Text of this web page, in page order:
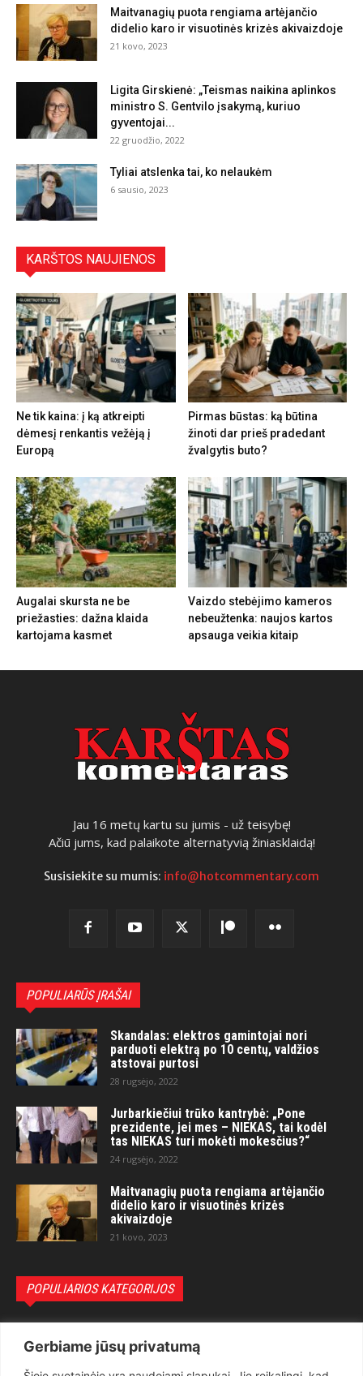
Gerbiame jūsų privatumą
Maitvanagių puota rengiama artėjančio
didelio karo ir visuotinės krizės akivaizdoje
21 kovo, 2023
Ligita Girskienė: „Teismas naikina aplinkos
ministro S. Gentvilo įsakymą, kuriuo
gyventojai...
22 gruodžio, 2022
Tyliai atslenka tai, ko nelaukėm
6 sausio, 2023
KARŠTOS NAUJIENOS
Ne tik kaina: į ką atkreipti
dėmesį renkantis vežėją į
Europą
Pirmas būstas: ką būtina
žinoti dar prieš pradedant
žvalgytis buto?
Augalai skursta ne be
priežasties: dažna klaida
kartojama kasmet
Vaizdo stebėjimo kameros
nebeužtenka: naujos kartos
apsauga veikia kitaip
Jau 16 metų kartu su jumis - už teisybę!
Ačiū jums, kad palaikote alternatyvią žiniasklaidą!
Susisiekite su mumis: info@hotcommentary.com
POPULIARŪS ĮRAŠAI
Skandalas: elektros gamintojai nori
parduoti elektrą po 10 centų, valdžios
atstovai purtosi
28 rugsėjo, 2022
Jurbarkiečiui trūko kantrybė: „Pone
prezidente, jei mes – NIEKAS, tai kodėl
tas NIEKAS turi mokėti mokesčius?“
24 rugsėjo, 2022
Maitvanagių puota rengiama artėjančio
didelio karo ir visuotinės krizės
akivaizdoje
21 kovo, 2023
POPULIARIOS KATEGORIJOS